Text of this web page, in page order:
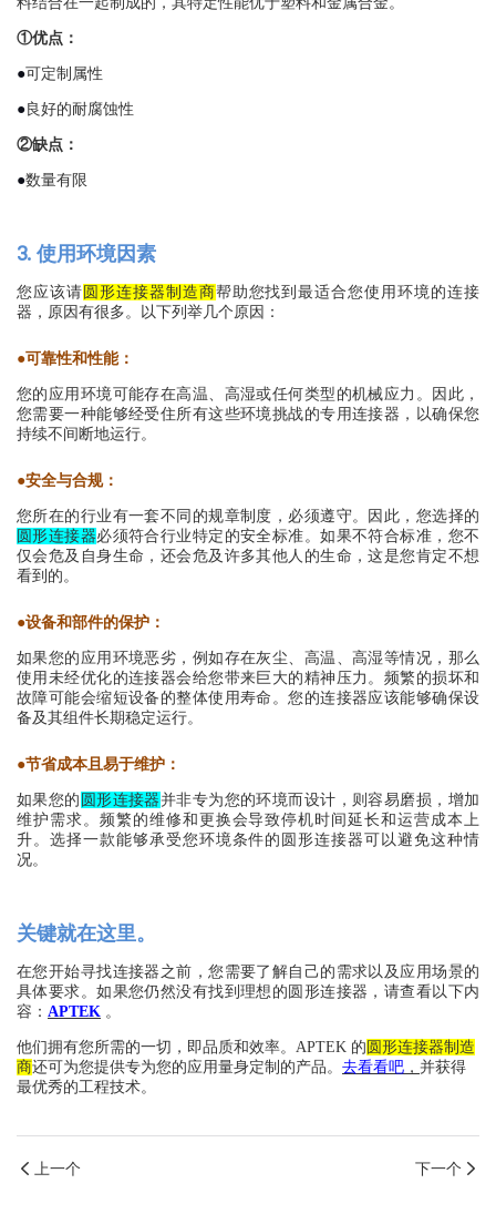
①优点：
●可定制属性
● 良好的耐腐蚀性
②缺点：
●数量有限
3. 使用环境因素
您应该请 圆形连接器制造商帮助您找到最适合您使用环境的连接
器 ，原因有很多。以下列举几个原因：
●可靠性和性能：
您的应用环境可能存在高温、高湿或任何类型的机械应力。因此，
您需要一种能够经受住所有这些环境挑战的专用连接器，以确保您
持续不间断地运行。
●安全与合规：
您所在的行业有一套不同的规章制度，必须遵守。因此， 您选择的
圆形连接器必须符合行业特定的安全标准。如果不符合标准，您不
仅会危及自身生命，还会危及许多其他人的生命，这是您肯定不想
看到的。
●设备和部件的保护：
如果您的应用环境恶劣，例如存在灰尘、高温、高湿等情况，那么
使用未经优化的连接器会给您带来巨大的精神压力。频繁的损坏和
故障可能会缩短设备的整体使用寿命。您的连接器应该能够确保设
备及其组件长期稳定运行。
●节省成本且易于维护：
如果您的 圆形连接器并非专为您的环境而设计，则容易磨损，增加
维护需求。频繁的维修和更换会导致停机时间延长和运营成本上
升。选择一款能够承受您环境条件的圆形连接器可以避免这种情
况。
关键就在这里。
在您开始寻找连接器之前，您需要了解自己的需求以及应用场景的
具体要求。如果您仍然没有找到理想的圆形连接器，请查看以下内
容： APTEK 。
他们拥有您所需的一切，即品质和效率。APTEK 的 圆形连接器制造
商还可为您提供专为您的应用量身定制的产品。 去看看吧 ， 并获得
最优秀的工程技术。
上一个 下一个